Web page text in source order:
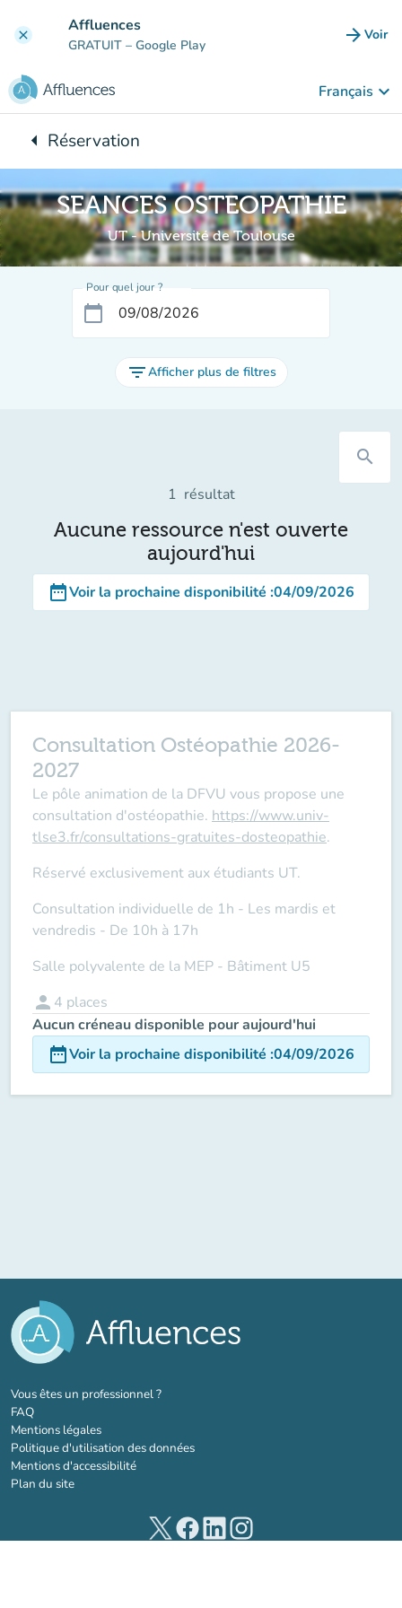
clear Affluences
GRATUIT – Google Play arrow_forward Voir
Français keyboard_arrow_down
arrow_leftRetour à :
Réservation
SEANCES OSTEOPATHIE
UT - Université de Toulouse
Pour quel jour ?
calendar_today
filter_listAfficher plus de filtres
search
1 résultat
Aucune ressource n'est ouverte
aujourd'hui
date_rangeVoir la prochaine disponibilité :04/09/2026
Consultation Ostéopathie 2026-
2027
Le pôle animation de la DFVU vous propose une
consultation d'ostéopathie. https://www.univ-
tlse3.fr/consultations-gratuites-dosteopathie.
Réservé exclusivement aux étudiants UT.
Consultation individuelle de 1h - Les mardis et
vendredis - De 10h à 17h
Salle polyvalente de la MEP - Bâtiment U5
person 4 places
Aucun créneau disponible pour aujourd'hui
date_rangeVoir la prochaine disponibilité :04/09/2026
Vous êtes un professionnel ?(nouvel onglet)
FAQ
Mentions légales
Politique d'utilisation des données
Mentions d'accessibilité
Plan du site
(nouvel onglet)
(nouvel onglet)
(nouvel onglet)